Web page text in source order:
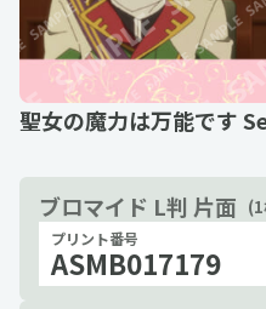
聖女の魔力は万能です
ブロマイド L判 片面
プリント番号
ASMB017179